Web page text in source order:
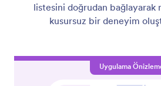
listesini doğrudan bağlayarak
kusursuz bir deneyim